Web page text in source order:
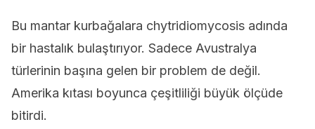
Bu mantar kurbağalara chytridiomycosis adında
bir hastalık bulaştırıyor. Sadece Avustralya
türlerinin başına gelen bir problem de değil.
Amerika kıtası boyunca çeşitliliği büyük ölçüde
bitirdi.